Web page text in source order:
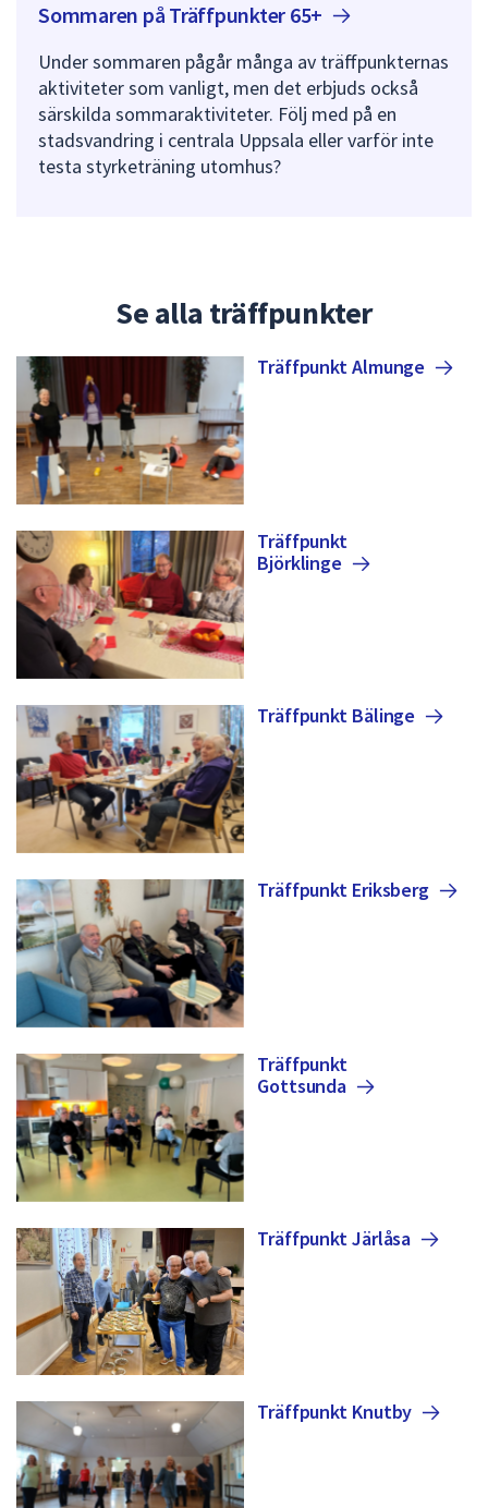
av
dem.
Sommaren på Träffpunkter 65+
Under sommaren pågår många av träffpunkternas
aktiviteter som vanligt, men det erbjuds också
särskilda sommaraktiviteter. Följ med på en
stadsvandring i centrala Uppsala eller varför inte
testa styrketräning utomhus?
Se alla träffpunkter
TräffpunktAlmunge
Träffpunkt
Björklinge
Träffpunkt Bälinge
Träffpunkt Eriksberg
Träffpunkt
Gottsunda
Träffpunkt Järlåsa
Träffpunkt Knutby